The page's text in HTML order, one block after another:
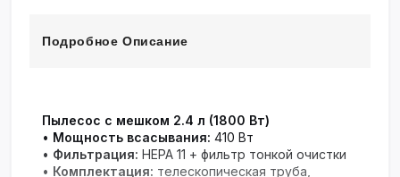
Подробное Описание
Пылесос с мешком 2.4 л (1800 Вт)
• Мощность всасывания: 410 Вт
• Фильтрация: HEPA 11 + фильтр тонкой очистки
• Комплектация: телескопическая труба,